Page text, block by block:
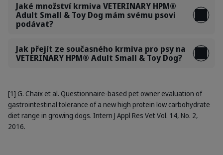
Jaké množství krmiva VETERINARY HPM®
Adult Small & Toy Dog mám svému psovi
podávat?
Jak přejít ze současného krmiva pro psy na
VETERINARY HPM® Adult Small & Toy Dog?
[1] G. Chaix et al. Questionnaire-based pet owner evaluation of
gastrointestinal tolerance of a new high protein low carbohydrate
diet range in growing dogs. Intern J Appl Res Vet Vol. 14, No. 2,
2016.